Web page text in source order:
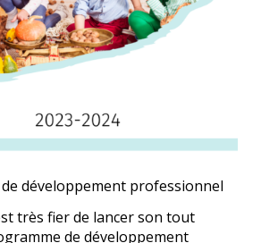
développement professionnel
très fier de lancer son tout
de développement